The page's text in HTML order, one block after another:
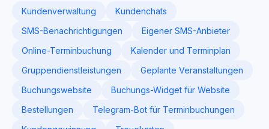
Kundenverwaltung
Kundenchats
SMS-Benachrichtigungen
Eigener SMS-Anbieter
Online-Terminbuchung
Kalender und Terminplan
Gruppendienstleistungen
Geplante Veranstaltungen
Buchungswebsite
Buchungs-Widget für Website
Bestellungen
Telegram-Bot für Terminbuchungen